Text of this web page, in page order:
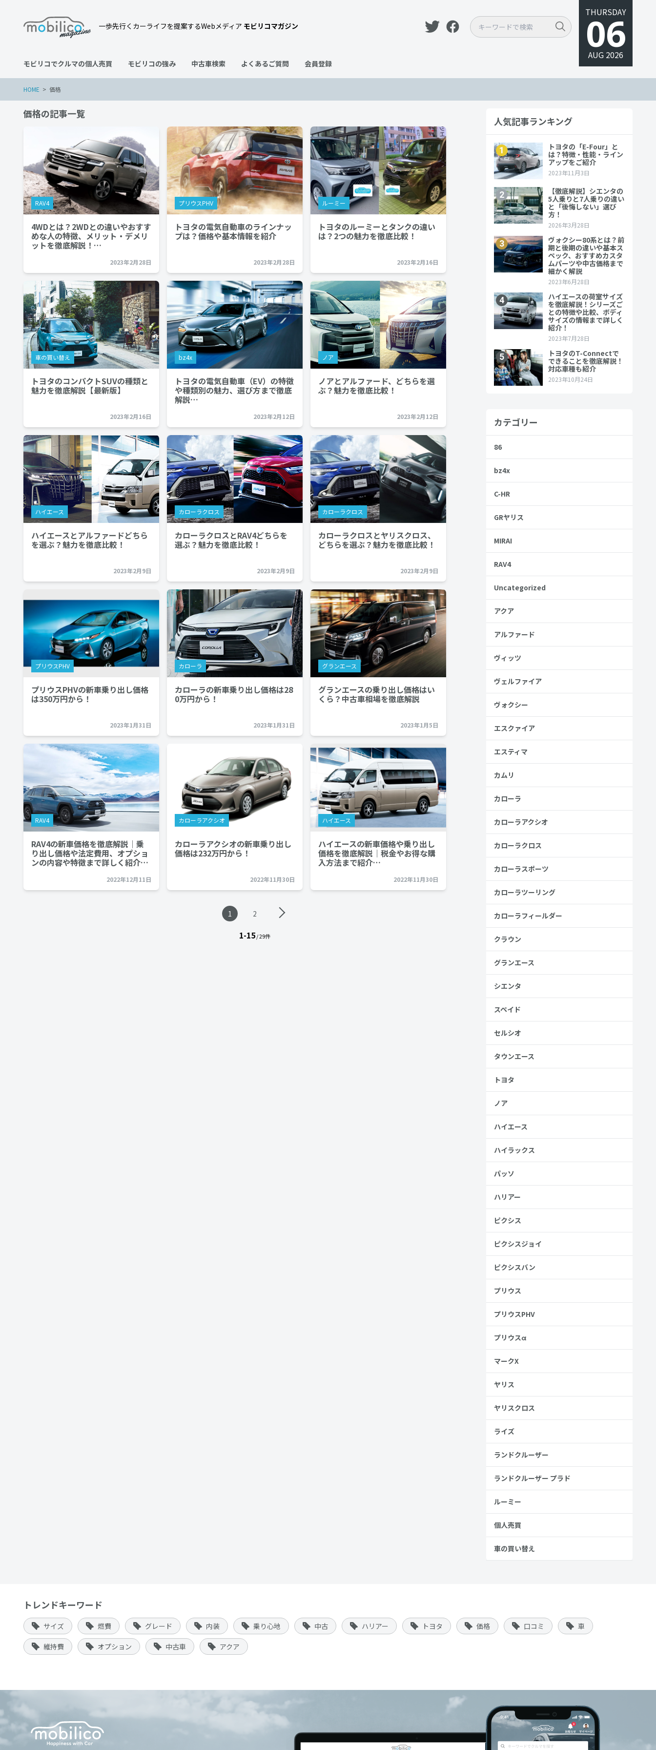
一歩先行くカーライフを提案するWebメディア モビリコマガジン
THURSDAY
06
AUG 2026
モビリコでクルマの個人売買 モビリコの強み 中古車検索 よくあるご質問 会員登録
HOME 価格
価格の記事一覧
RAV4
4WDとは？2WDとの違いやおすす
めな人の特徴、メリット・デメリ
ットを徹底解説！…
2023年2月28日
プリウスPHV
トヨタの電気自動車のラインナッ
プは？価格や基本情報を紹介
2023年2月28日
ルーミー
トヨタのルーミーとタンクの違い
は？2つの魅力を徹底比較！
2023年2月16日
車の買い替え
トヨタのコンパクトSUVの種類と
魅力を徹底解説【最新版】
2023年2月16日
bz4x
トヨタの電気自動車（EV）の特徴
や種類別の魅力、選び方まで徹底
解説…
2023年2月12日
ノア
ノアとアルファード、どちらを選
ぶ？魅力を徹底比較！
2023年2月12日
ハイエース
ハイエースとアルファードどちら
を選ぶ？魅力を徹底比較！
2023年2月9日
カローラクロス
カローラクロスとRAV4どちらを
選ぶ？魅力を徹底比較！
2023年2月9日
カローラクロス
カローラクロスとヤリスクロス、
どちらを選ぶ？魅力を徹底比較！
2023年2月9日
プリウスPHV
プリウスPHVの新車乗り出し価格
は350万円から！
2023年1月31日
カローラ
カローラの新車乗り出し価格は28
0万円から！
2023年1月31日
グランエース
グランエースの乗り出し価格はい
くら？中古車相場を徹底解説
2023年1月5日
RAV4
RAV4の新車価格を徹底解説｜乗
り出し価格や法定費用、オプショ
ンの内容や特徴まで詳しく紹介…
2022年12月11日
カローラアクシオ
カローラアクシオの新車乗り出し
価格は232万円から！
2022年11月30日
ハイエース
ハイエースの新車価格や乗り出し
価格を徹底解説｜税金やお得な購
入方法まで紹介…
2022年11月30日
1 2
1-15/ 29件
人気記事ランキング
カテゴリー
86
bz4x
C-HR
GRヤリス
MIRAI
RAV4
Uncategorized
アクア
アルファード
ヴィッツ
ヴェルファイア
ヴォクシー
エスクァイア
エスティマ
カムリ
カローラ
カローラアクシオ
カローラクロス
カローラスポーツ
カローラツーリング
カローラフィールダー
クラウン
グランエース
シエンタ
スペイド
セルシオ
タウンエース
トヨタ
ノア
ハイエース
ハイラックス
パッソ
ハリアー
ピクシス
ピクシスジョイ
ピクシスバン
プリウス
プリウスPHV
プリウスα
マークX
ヤリス
ヤリスクロス
ライズ
ランドクルーザー
ランドクルーザー プラド
ルーミー
個人売買
車の買い替え
トレンドキーワード
サイズ 燃費 グレード 内装 乗り心地 中古 ハリアー トヨタ 価格 口コミ 車
維持費 オプション 中古車 アクア